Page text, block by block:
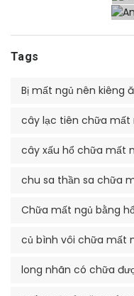
Tags
Bị mất ngủ nên kiêng
cây lạc tiên chữa mất
cây xấu hổ chữa mất
chu sa thần sa chữa
Chữa mất ngủ bằng
củ bình vôi chữa mất
long nhãn có chữa